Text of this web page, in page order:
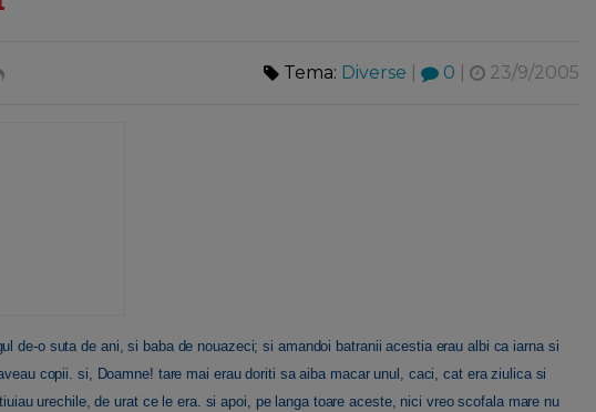
Tema: Diverse 0 23/9/2005
de-o suta de ani, si baba de nouazeci; si amandoi batranii acestia erau albi ca iarna si
copii. si, Doamne! tare mai erau doriti sa aiba macar unul, caci, cat era ziulica si
urechile, de urat ce le era. si apoi, pe langa toare aceste, nici vreo scofala mare nu